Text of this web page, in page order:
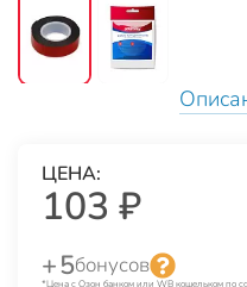
ЦЕНА:
103 ₽
+ 5бонусов
*Цена с Озон банком или WB кошельком по